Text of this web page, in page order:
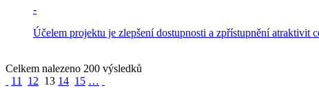
-
Účelem projektu je zlepšení dostupnosti a zpřístupnění atraktivit
Celkem nalezeno 200 výsledků
11
12 13 14 15 …